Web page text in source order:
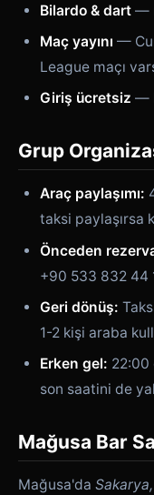
Bilardo & dart —
Maç yayını —
League maçı
Giriş ücretsiz —
Grup
Araç paylaşımı:
taksi paylaşırsa
Önceden
+90 533 832 44
Geri dönüş:
1-2 kişi araba
Erken gel: 22:00
son saatini de
Mağusa Bar
Mağusa'da